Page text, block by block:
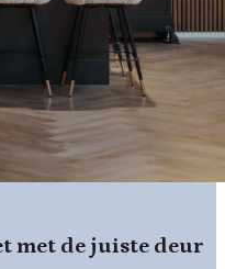
met de juiste deur